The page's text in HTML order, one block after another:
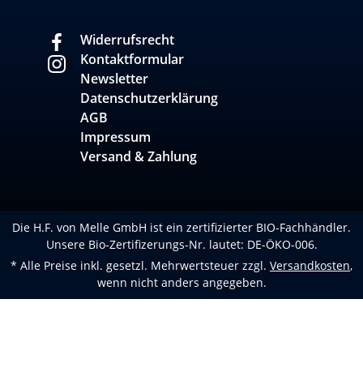
Widerrufsrecht
Kontaktformular
Newsletter
Datenschutzerklärung
AGB
Impressum
Versand & Zahlung
Die H.F. von Melle GmbH ist ein zertifizierter BIO-Fachhändler.
Unsere Bio-Zertifizerungs-Nr. lautet: DE-ÖKO-006.
* Alle Preise inkl. gesetzl. Mehrwertsteuer zzgl. Versandkosten,
wenn nicht anders angegeben.